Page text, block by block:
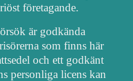
företagande.
är godkända
som finns här
och ett godkänt
personliga licens kan